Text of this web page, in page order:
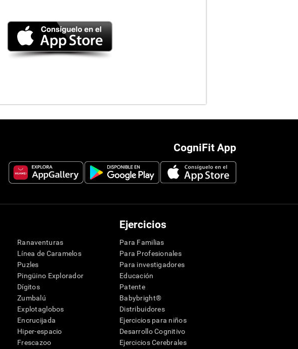
CogniFit App
Ranaventuras
Línea de Caramelos
Puzles
Pingüino Explorador
Dígitos
Zumbalú
Explotaglobos
Encrucijada
Hiper-espacio
Frescazoo
Ejercicios
Para Familias
Para Profesionales
Para investigadores
Educación
Patente
Babybright®
Distribuidores
Ejercicios para niños
Desarrollo Cognitivo
Ejercicios Cerebrales